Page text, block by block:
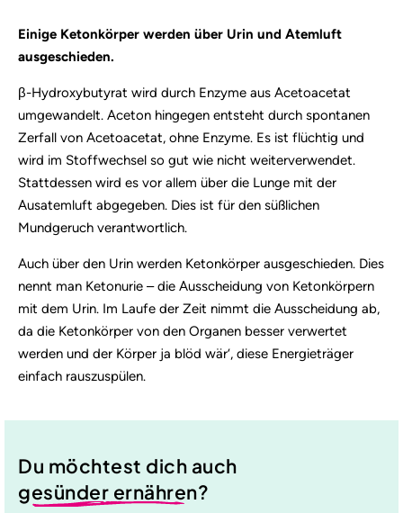
Einige Ketonkörper werden über Urin und Atemluft
ausgeschieden.
β-Hydroxybutyrat wird durch Enzyme aus Acetoacetat
umgewandelt. Aceton hingegen entsteht durch spontanen
Zerfall von Acetoacetat, ohne Enzyme. Es ist flüchtig und
wird im Stoffwechsel so gut wie nicht weiterverwendet.
Stattdessen wird es vor allem über die Lunge mit der
Ausatemluft abgegeben. Dies ist für den süßlichen
Mundgeruch verantwortlich.
Auch über den Urin werden Ketonkörper ausgeschieden. Dies
nennt man Ketonurie – die Ausscheidung von Ketonkörpern
mit dem Urin. Im Laufe der Zeit nimmt die Ausscheidung ab,
da die Ketonkörper von den Organen besser verwertet
werden und der Körper ja blöd wär‘, diese Energieträger
einfach rauszuspülen.
Du möchtest dich auch
gesünder ernähren?